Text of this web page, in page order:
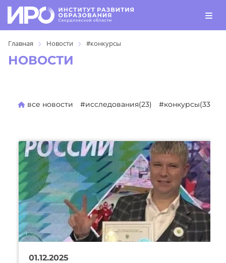
Главная Новости #конкурсы
НОВОСТИ
все новости #исследования(23) #конкурсы(330)
01.12.2025